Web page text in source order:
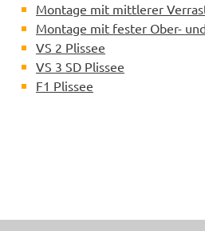
Montage mit mittlerer
Montage mit fester Ober-
VS 2 Plissee
VS 3 SD Plissee
F1 Plissee